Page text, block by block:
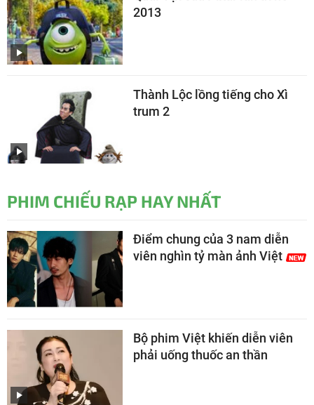
2013
Thành Lộc lồng tiếng cho Xì
trum 2
PHIM CHIẾU RẠP HAY NHẤT
Điểm chung của 3 nam diễn
viên nghìn tỷ màn ảnh Việt
Bộ phim Việt khiến diễn viên
phải uống thuốc an thần